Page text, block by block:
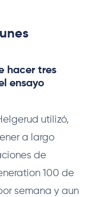
hacer tres
ensayo
utilizó,
a largo
de
100 de
semana y aun